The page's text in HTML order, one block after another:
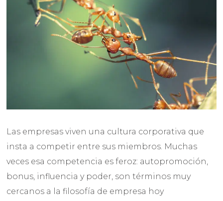
Las empresas viven una cultura corporativa que
insta a competir entre sus miembros. Muchas
veces esa competencia es feroz: autopromoción,
bonus, influencia y poder, son términos muy
cercanos a la filosofía de empresa hoy